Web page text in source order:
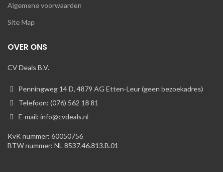
Algemene voorwaarden
Site Map
OVER ONS
CV Deals B.V.
Penningweg 14 D, 4879 AG Etten-Leur (geen bezoekadres)
Telefoon: (076) 562 18 81
E-mail: info@cvdeals.nl
KvK nummer: 60050756
BTW nummer: NL 8537.46.813.B.01